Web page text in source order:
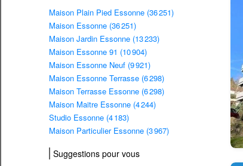
Maison Plain Pied Essonne (36 251)
Maison Essonne (36 251)
Maison Jardin Essonne (13 233)
Maison Essonne 91 (10 904)
Maison Essonne Neuf (9 921)
Maison Essonne Terrasse (6 298)
Maison Terrasse Essonne (6 298)
Maison Maitre Essonne (4 244)
Studio Essonne (4 183)
Maison Particulier Essonne (3 967)
Suggestions pour vous